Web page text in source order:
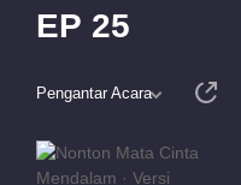
EP 25
Pengantar Acara